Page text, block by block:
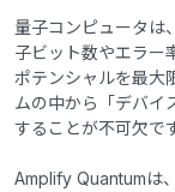
量子コンピュータは
子ビット数やエラー
ポテンシャルを最大
ムの中から「デバイ
することが不可欠で
Amplify Quantumは